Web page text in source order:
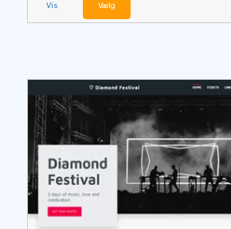
Vis Vælg